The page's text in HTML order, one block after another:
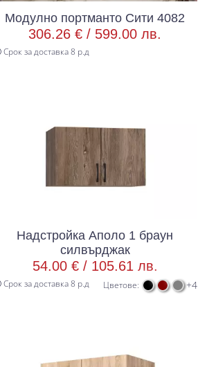
Модулно портманто Сити 4082
306.26 € / 599.00 лв.
Срок за доставка 8 р.д
Надстройка Аполо 1 браун
силвърджак
54.00 € / 105.61 лв.
Срок за доставка 8 р.д Цветове: +4